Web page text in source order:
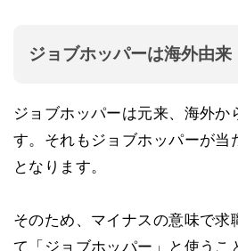
ジョブホッパーは海外由来
ジョブホッパーは元来、海外か
す。それもジョブホッパーが当
となります。
そのため、マイナスの意味で求
て「ジョブホッパー」と使うこ